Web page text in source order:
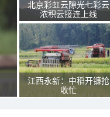
北京彩虹云隙光七彩云
浓积云接连上线
江西永新：中稻开镰抢
收忙